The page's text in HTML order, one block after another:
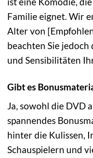
Familie eignet. Wir
Alter von
beachten Sie
und Sensibilitäten
Gibt es
Ja, sowohl die DVD
spannendes
hinter die Kulissen,
Schauspielern und